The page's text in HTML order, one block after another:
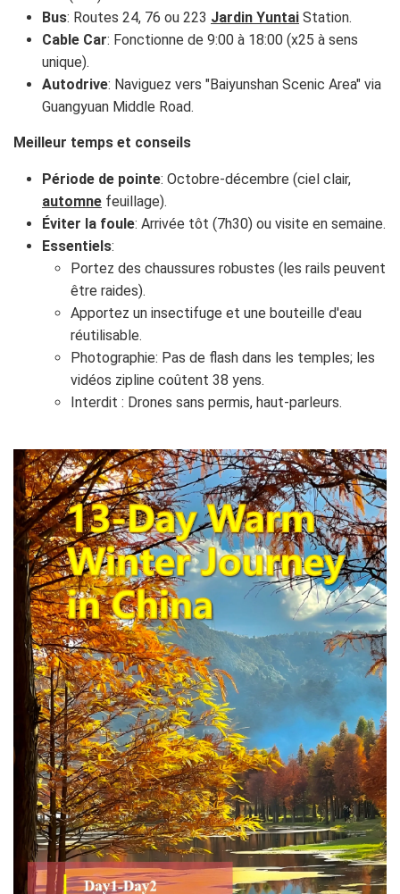
Bus: Routes 24, 76 ou 223 Jardin Yuntai Station.
Cable Car: Fonctionne de 9:00 à 18:00 (x25 à sens
unique).
Autodrive: Naviguez vers "Baiyunshan Scenic Area" via
Guangyuan Middle Road.
Meilleur temps et conseils
Période de pointe: Octobre-décembre (ciel clair,
automne feuillage).
Éviter la foule: Arrivée tôt (7h30) ou visite en semaine.
Essentiels:
Portez des chaussures robustes (les rails peuvent
être raides).
Apportez un insectifuge et une bouteille d'eau
réutilisable.
Photographie: Pas de flash dans les temples; les
vidéos zipline coûtent 38 yens.
Interdit : Drones sans permis, haut-parleurs.